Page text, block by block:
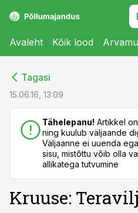
Avaleht Kõik lood
Tagasi
15.06.16, 13:09
Tähelepanu! Artikkel
ning kuulub väljaande
Väljaanne ei uuenda
sisu, mistõttu võib olla
allikatega tutvumine
Kruuse: